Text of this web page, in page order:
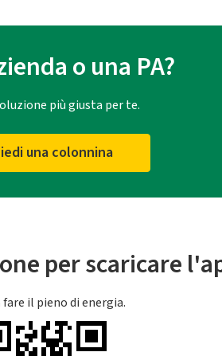
o una PA?
più giusta per te.
una colonnina
per scaricare
fare il pieno di energia.